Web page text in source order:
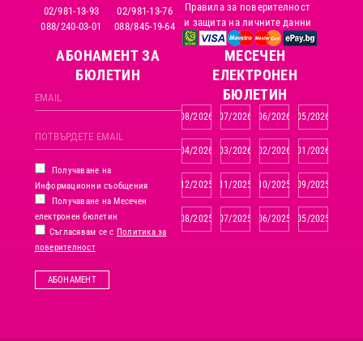
02/981-13-93
088/240-03-01
02/981-13-76
088/845-19-64
Правила за поверителност
и защита на личните данни
АБОНАМЕНТ ЗА
БЮЛЕТИН
Получаване на
Информационни съобщения
Получаване на Месечен
електронен бюлетин
Съгласявам се с Политика за
поверителност
АБОНАМЕНТ
MЕСЕЧЕН
ЕЛЕКТРОНЕН
БЮЛЕТИН
08/2026 07/2026 06/2026 05/2026
04/2026 03/2026 02/2026 01/2026
12/2025 11/2025 10/2025 09/2025
08/2025 07/2025 06/2025 05/2025